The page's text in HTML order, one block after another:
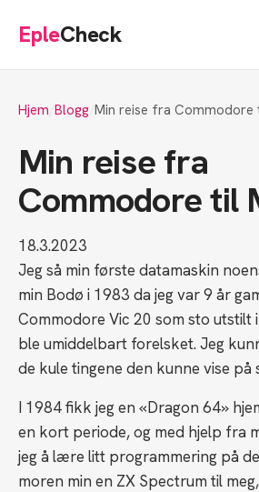
EpleCheck
Hjem Blogg Min reise fra Commodore
Min reise fra
Commodore til
18.3.2023
Jeg så min første datamaskin
min Bodø i 1983 da jeg var 9 år
Commodore Vic 20 som sto utstilt
ble umiddelbart forelsket. Jeg
de kule tingene den kunne vise på
I 1984 fikk jeg en «Dragon 64»
en kort periode, og med hjelp fra
jeg å lære litt programmering på
moren min en ZX Spectrum til